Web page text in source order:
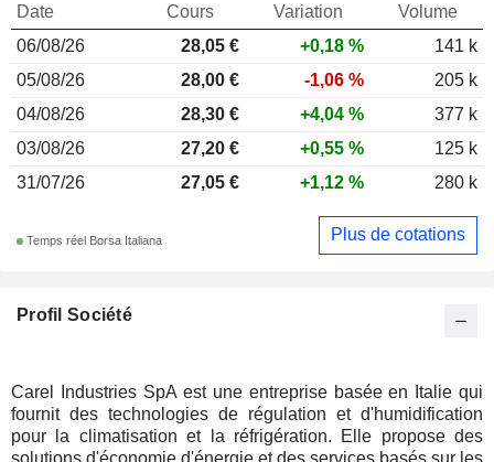
Profil Société
Carel Industries SpA est une entreprise basée en Italie qui
fournit des technologies de régulation et d'humidification
pour la climatisation et la réfrigération. Elle propose des
solutions d'économie d'énergie et des services basés sur les
Date Cours Variation
Volume
06/08/26
28,05 € +0,18 %
141 k
05/08/26
28,00 € -1,06 %
205 k
04/08/26
28,30 € +4,04 %
377 k
03/08/26
27,20 € +0,55 %
125 k
31/07/26
27,05 € +1,12 % 280 k
Temps réel Borsa Italiana Plus de cotations